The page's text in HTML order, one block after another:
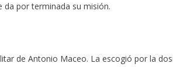
da por terminada su misión.
de Antonio Maceo. La escogió por la